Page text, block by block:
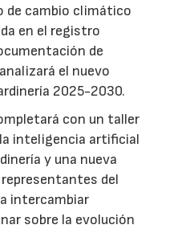
de cambio climático
en el registro
de
el nuevo
2025-2030.
con un taller
inteligencia artificial
y una nueva
del
intercambiar
sobre la evolución